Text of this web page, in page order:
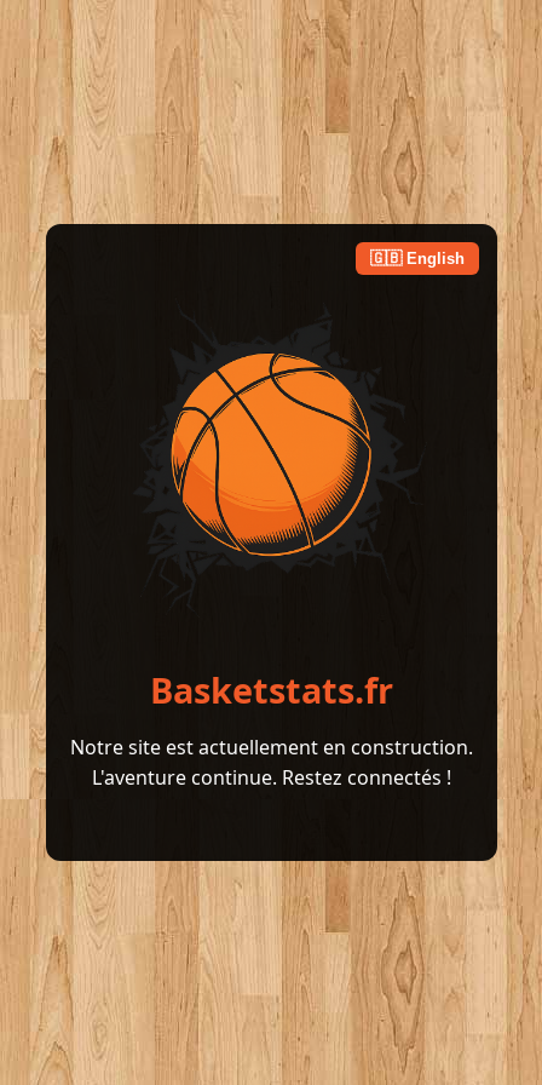
🇬🇧 English
Basketstats.fr
Notre site est actuellement en construction.
L'aventure continue. Restez connectés !